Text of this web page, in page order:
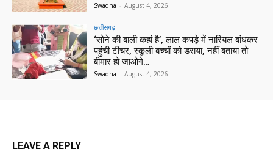
Swadha - August 4, 2026
छत्तीसगढ़
‘सोने की बाली कहां है’, लाल कपड़े में नारियल बांधकर
पहुंची टीचर, स्कूली बच्चों को डराया, नहीं बताया तो
बीमार हो जाओगे…
Swadha - August 4, 2026
LEAVE A REPLY